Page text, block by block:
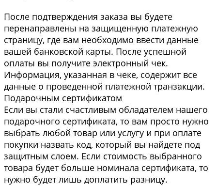
После подтверждения заказа вы будете
перенаправлены на защищенную платежную
страницу, где вам необходимо ввести данные
вашей банковской карты. После успешной
оплаты вы получите электронный чек.
Информация, указанная в чеке, содержит все
данные о проведенной платежной транзакции.
Подарочным сертификатом
Если вы стали счастливым обладателем нашего
подарочного сертификата, то вам просто нужно
выбрать любой товар или услугу и при оплате
покупки назвать код, который вы найдете под
защитным слоем. Если стоимость выбранного
товара будет больше номинала сертификата, то
нужно будет лишь доплатить разницу.